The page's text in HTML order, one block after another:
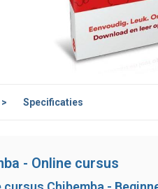
Specificaties
- Online cursus